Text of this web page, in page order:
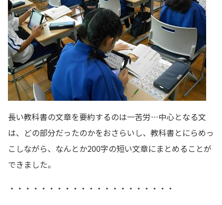
長い教科書の文章を要約するのは一苦労…中心となる文
は、どの部分だったのかをおさらいし、教科書とにらめっ
こしながら、なんとか200字の短い文章にまとめることが
できました。
・・・・・・・・・・・・・・・・・・・・・